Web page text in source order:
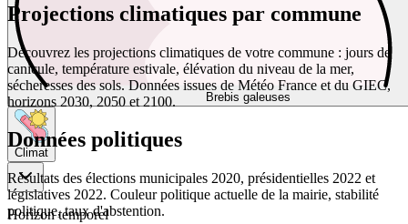
Brebis galeuses
Climat
Horizon temporel
Projections climatiques par commune
Découvrez les projections climatiques de votre commune : jours de
canicule, température estivale, élévation du niveau de la mer,
sécheresses des sols. Données issues de Météo France et du GIEC,
horizons 2030, 2050 et 2100.
Données politiques
Résultats des élections municipales 2020, présidentielles 2022 et
législatives 2022. Couleur politique actuelle de la mairie, stabilité
politique, taux d'abstention.